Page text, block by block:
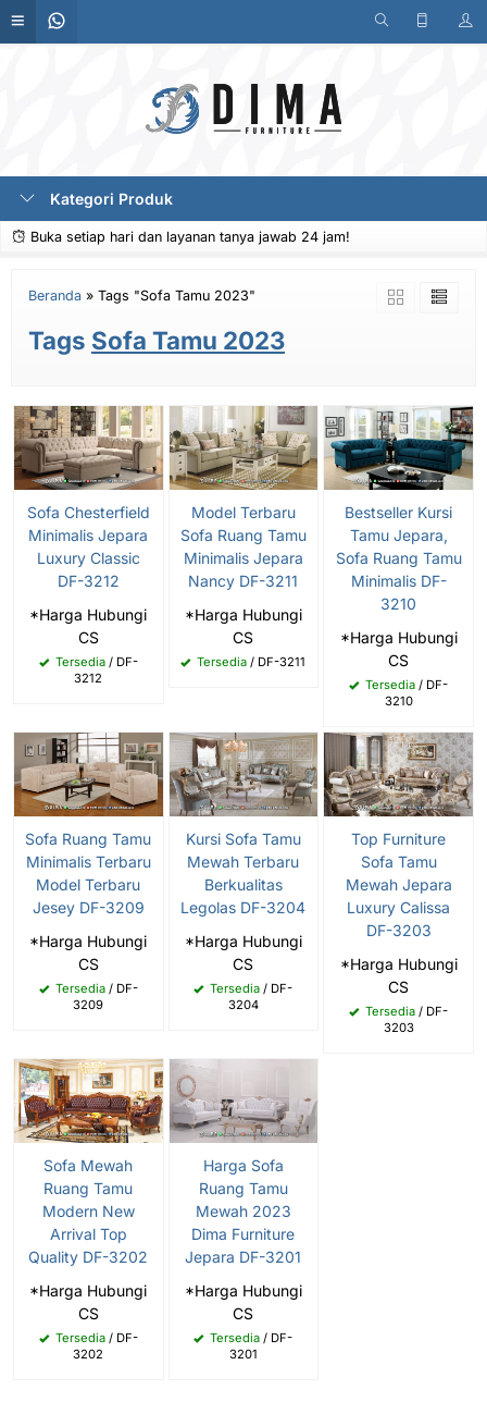
Kategori Produk
Buka setiap hari dan layanan tanya jawab 24 jam!
Beranda » Tags "Sofa Tamu 2023"
Tags Sofa Tamu 2023
Sofa Chesterfield
Minimalis Jepara
Luxury Classic
DF-3212
*Harga Hubungi
CS
Tersedia/ DF-
3212
Model Terbaru
Sofa Ruang Tamu
Minimalis Jepara
Nancy DF-3211
*Harga Hubungi
CS
Tersedia / DF-3211
Bestseller Kursi
Tamu Jepara,
Sofa Ruang Tamu
Minimalis DF-
3210
*Harga Hubungi
CS
Tersedia / DF-
3210
Sofa Ruang Tamu
Minimalis Terbaru
Model Terbaru
Jesey DF-3209
*Harga Hubungi
CS
Tersedia/ DF-
3209
Kursi Sofa Tamu
Mewah Terbaru
Berkualitas
Legolas DF-3204
*Harga Hubungi
CS
Tersedia / DF-
3204
Top Furniture
Sofa Tamu
Mewah Jepara
Luxury Calissa
DF-3203
*Harga Hubungi
CS
Tersedia / DF-
3203
Sofa Mewah
Ruang Tamu
Modern New
Arrival Top
Quality DF-3202
*Harga Hubungi
CS
Tersedia/ DF-
3202
Harga Sofa
Ruang Tamu
Mewah 2023
Dima Furniture
Jepara DF-3201
*Harga Hubungi
CS
Tersedia / DF-
3201